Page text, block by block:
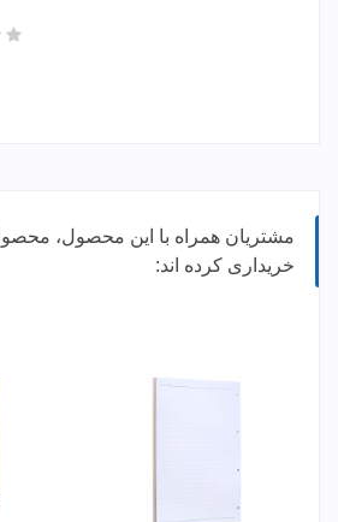
مشتریان همراه با این محصول،
خریداری کرده اند: